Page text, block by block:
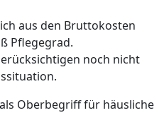
aus den Bruttokosten
Pflegegrad.
noch nicht
Oberbegriff für häusliche